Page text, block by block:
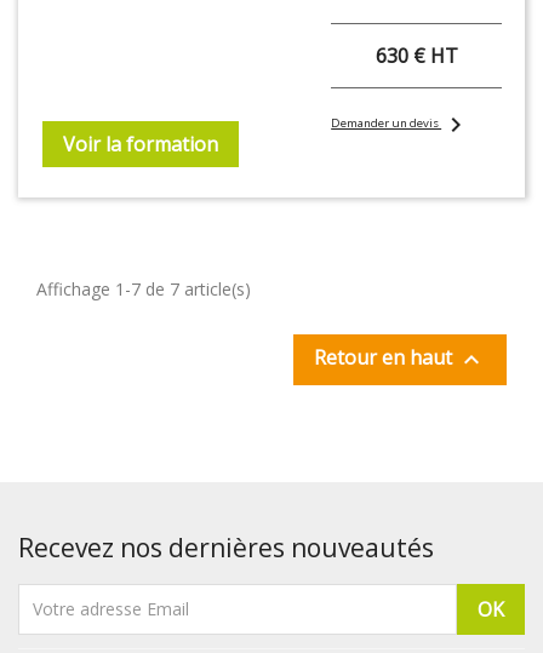
Voir la formation
630 € HT
Demander un devischevron_right
Affichage 1-7 de 7 article(s)
Retour en haut 
Recevez nos dernières nouveautés